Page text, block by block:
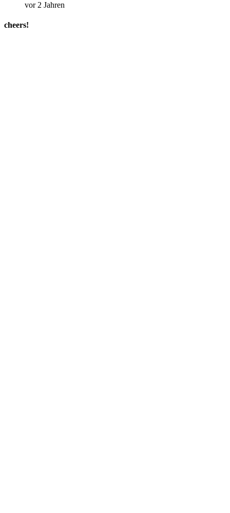
vor 2 Jahren
cheers!